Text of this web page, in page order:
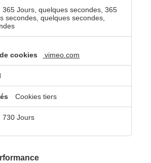
365 Jours, quelques secondes, 365
secondes, quelques secondes,
vimeo.com
Cookies tiers
730 Jours